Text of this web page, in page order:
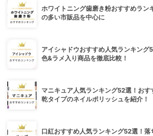
ホワイトニング歯磨き粉おすすめラン
の多い市販品を中心に
アイシャドウおすすめ人気ランキング
色&ラメ入り商品を徹底比較！
マニキュア人気ランキング52選！おす
乾タイプのネイルポリッシュを紹介！
口紅おすすめ人気ランキング52選！落